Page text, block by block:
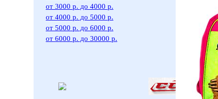
от 3000 р. до 4000 р.
от 4000 р. до 5000 р.
от 5000 р. до 6000 р.
от 6000 р. до 30000 р.